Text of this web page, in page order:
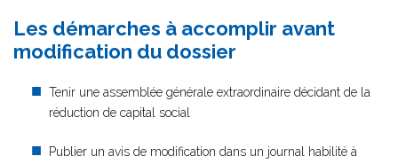
Les démarches à accomplir avant
modification du dossier
Tenir une assemblée générale extraordinaire décidant de la
réduction de capital social
Publier un avis de modification dans un journal habilité à